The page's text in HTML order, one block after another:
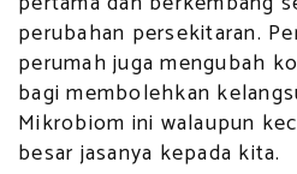
perubahan persekitaran.
perumah juga mengubah
bagi membolehkan
Mikrobiom ini walaupun
besar jasanya kepada kita.